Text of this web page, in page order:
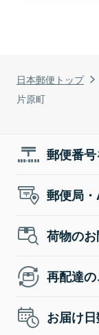
日本郵便トップ
片原町
郵便番
郵便局
荷物の
再配達
お届け